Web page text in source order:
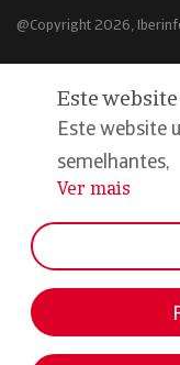
@Copyright 2026,
Declaração de privacidade
Compromisso qualidade
Este
Este website
semelhantes,
...
Ver mais